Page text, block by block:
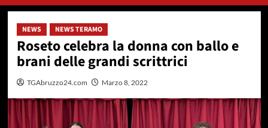
NEWS NEWS TERAMO
Roseto celebra la donna con ballo e
brani delle grandi scrittrici
TGAbruzzo24.com Marzo 8, 2022